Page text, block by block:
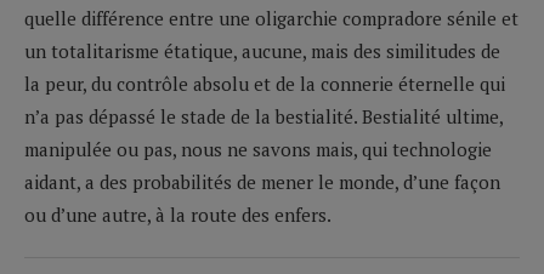
quelle différence entre une oligarchie compradore sénile et
un totalitarisme étatique, aucune, mais des similitudes de
la peur, du contrôle absolu et de la connerie éternelle qui
n’a pas dépassé le stade de la bestialité. Bestialité ultime,
manipulée ou pas, nous ne savons mais, qui technologie
aidant, a des probabilités de mener le monde, d’une façon
ou d’une autre, à la route des enfers.